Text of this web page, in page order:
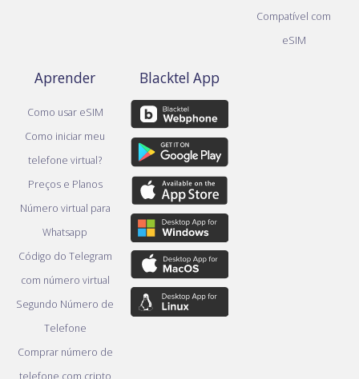
Compatível com
eSIM
Aprender
Como usar eSIM
Como iniciar meu
telefone virtual?
Preços e Planos
Número virtual para
Whatsapp
Código do Telegram
com número virtual
Segundo Número de
Telefone
Comprar número de
telefone com cripto
Blacktel App